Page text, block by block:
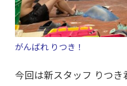
がんばれ りつき！
今回は新スタッフ りつき